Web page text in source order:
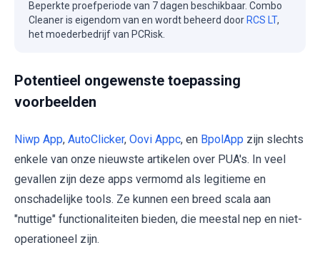
Beperkte proefperiode van 7 dagen beschikbaar. Combo
Cleaner is eigendom van en wordt beheerd door RCS LT,
het moederbedrijf van PCRisk.
Potentieel ongewenste toepassing
voorbeelden
Niwp App, AutoClicker, Oovi Appc, en BpolApp zijn slechts
enkele van onze nieuwste artikelen over PUA's. In veel
gevallen zijn deze apps vermomd als legitieme en
onschadelijke tools. Ze kunnen een breed scala aan
"nuttige" functionaliteiten bieden, die meestal nep en niet-
operationeel zijn.